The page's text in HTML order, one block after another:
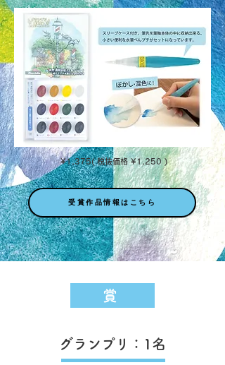
¥1,375( 税抜価格 ¥1,250 )
受賞作品情報はこちら
賞
グランプリ：1名